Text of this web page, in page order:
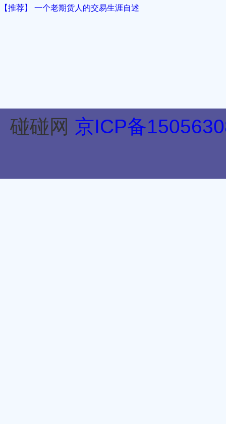
【推荐】 一个老期货人的交易生涯自述
碰碰网 京ICP备